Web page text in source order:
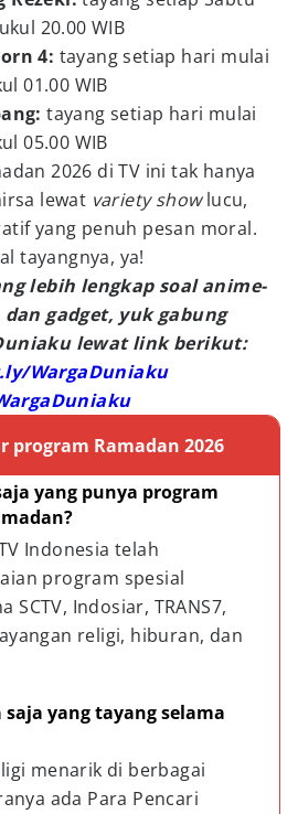
20.00 WIB
4: tayang setiap hari mulai
01.00 WIB
tayang setiap hari mulai
05.00 WIB
2026 di TV ini tak hanya
lewat variety showlucu,
yang penuh pesan moral.
tayangnya, ya!
lebih lengkap soal anime-
gadget, yuk gabung
lewat link berikut:
WargaDuniaku
program Ramadan 2026
yang punya program
Indonesia telah
program spesial
SCTV, Indosiar, TRANS7,
religi, hiburan, dan
yang tayang selama
menarik di berbagai
ada Para Pencari